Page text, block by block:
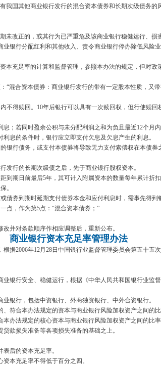
我国其他商业银行发行的混合资本债券和长期次级债务的
未改正的，或其行为已严重危及该商业银行稳健运行、
银行分配红利和其他收入、责令商业银行停办除低风险
本充足率的计算和监督管理，参照本办法的规定，但对
“混合资本债券：商业银行发行的带有一定股本性质，又
不得赎回。 10年后银行可以具有一次赎回权，但行使赎回
息；若同时盈余公积与未分配利润之和为负且最近12个月
利息的条件时，银行应立即支付欠息及欠息产生的利息。
银行债务，或支付本债券将导致无力支付索偿权在本债
发行的长期次级债之后，先于商业银行股权资本。
到期日前最后5年，其可计入附属资本的数量每年累计折扣
保。
债券到期时延期支付债券本金和应付利息时，需事先得到
点，作为第5点： “混合资本债券； ”
并对条款顺序作相应调整后，重新公布。
商业银行资本充足率管理办法
根据2006年12月 28日中国银行业监督管理委员会第五十五
行安全、稳健运行，根据《中华人民共和国银行业监督
行，包括中资银行、外商独资银行、中外合资银行。
合本办法规定的资本与商业银行风险加权资产之间的
办法规定的核心资本与商业银行风险加权资产之间的比
款损失准备等各项损失准备的基础之上。
后的资本充足率。
本充足率不得低于百分之四。